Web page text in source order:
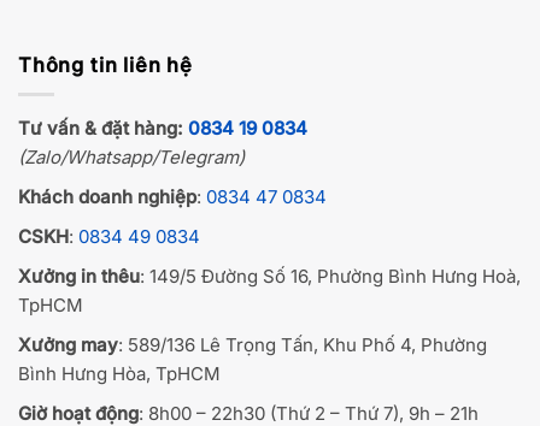
Thông tin liên hệ
Tư vấn & đặt hàng: 0834 19 0834
(Zalo/Whatsapp/Telegram)
Khách doanh nghiệp: 0834 47 0834
CSKH: 0834 49 0834
Xưởng in thêu: 149/5 Đường Số 16, Phường Bình Hưng Hoà,
TpHCM
Xưởng may: 589/136 Lê Trọng Tấn, Khu Phố 4, Phường
Bình Hưng Hòa, TpHCM
Giờ hoạt động: 8h00 – 22h30 (Thứ 2 – Thứ 7), 9h – 21h